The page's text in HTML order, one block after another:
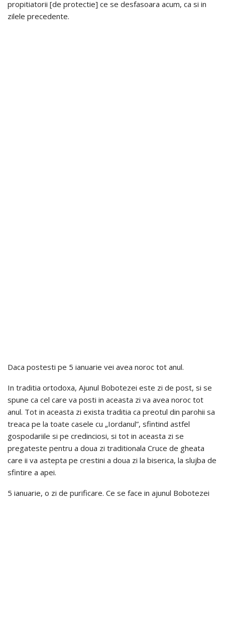
propitiatorii [de protectie] ce se desfasoara acum, ca si in
zilele precedente.
Daca postesti pe 5 ianuarie vei avea noroc tot anul.
In traditia ortodoxa, Ajunul Bobotezei este zi de post, si se
spune ca cel care va posti in aceasta zi va avea noroc tot
anul. Tot in aceasta zi exista traditia ca preotul din parohii sa
treaca pe la toate casele cu „Iordanul”, sfintind astfel
gospodariile si pe credinciosi, si tot in aceasta zi se
pregateste pentru a doua zi traditionala Cruce de gheata
care ii va astepta pe crestini a doua zi la biserica, la slujba de
sfintire a apei.
5 ianuarie, o zi de purificare. Ce se face in ajunul Bobotezei